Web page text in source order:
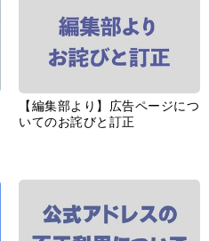
【編集部より】広告ページにつ
いてのお詫びと訂正